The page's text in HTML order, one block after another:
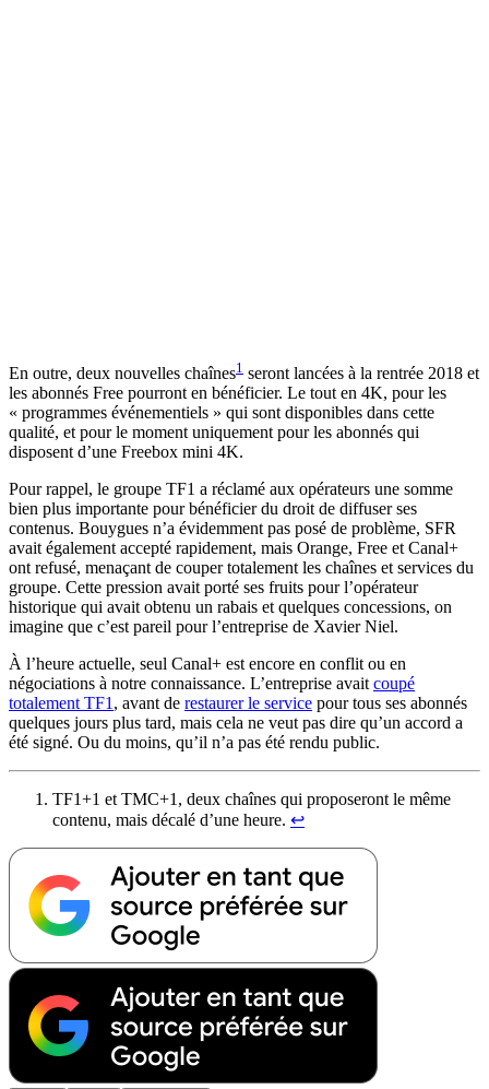
En outre, deux nouvelles chaînes1 seront lancées à la rentrée 2018 et
les abonnés Free pourront en bénéficier. Le tout en 4K, pour les
« programmes événementiels » qui sont disponibles dans cette
qualité, et pour le moment uniquement pour les abonnés qui
disposent d’une Freebox mini 4K.
Pour rappel, le groupe TF1 a réclamé aux opérateurs une somme
bien plus importante pour bénéficier du droit de diffuser ses
contenus. Bouygues n’a évidemment pas posé de problème, SFR
avait également accepté rapidement, mais Orange, Free et Canal+
ont refusé, menaçant de couper totalement les chaînes et services du
groupe. Cette pression avait porté ses fruits pour l’opérateur
historique qui avait obtenu un rabais et quelques concessions, on
imagine que c’est pareil pour l’entreprise de Xavier Niel.
À l’heure actuelle, seul Canal+ est encore en conflit ou en
négociations à notre connaissance. L’entreprise avait coupé
totalement TF1 , avant de restaurer le service pour tous ses abonnés
quelques jours plus tard, mais cela ne veut pas dire qu’un accord a
été signé. Ou du moins, qu’il n’a pas été rendu public.
TF1+1 et TMC+1, deux chaînes qui proposeront le même
contenu, mais décalé d’une heure. ↩︎